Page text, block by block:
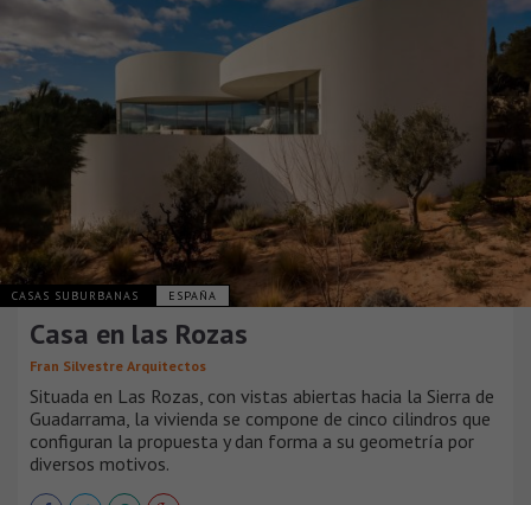
CASAS SUBURBANAS ESPAÑA
Casa en las Rozas
Fran Silvestre Arquitectos
Situada en Las Rozas, con vistas abiertas hacia la Sierra de
Guadarrama, la vivienda se compone de cinco cilindros que
configuran la propuesta y dan forma a su geometría por
diversos motivos.